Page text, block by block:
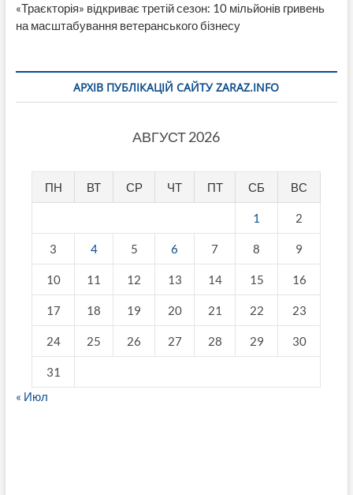
«Траєкторія» відкриває третій сезон: 10 мільйонів гривень
на масштабування ветеранського бізнесу
АРХІВ ПУБЛІКАЦІЙ САЙТУ ZARAZ.INFO
АВГУСТ 2026
ПН ВТ СР ЧТ ПТ СБ ВС
1 2
3 4 5 6 7 8 9
10 11 12 13 14 15 16
17 18 19 20 21 22 23
24 25 26 27 28 29 30
31
« Июл